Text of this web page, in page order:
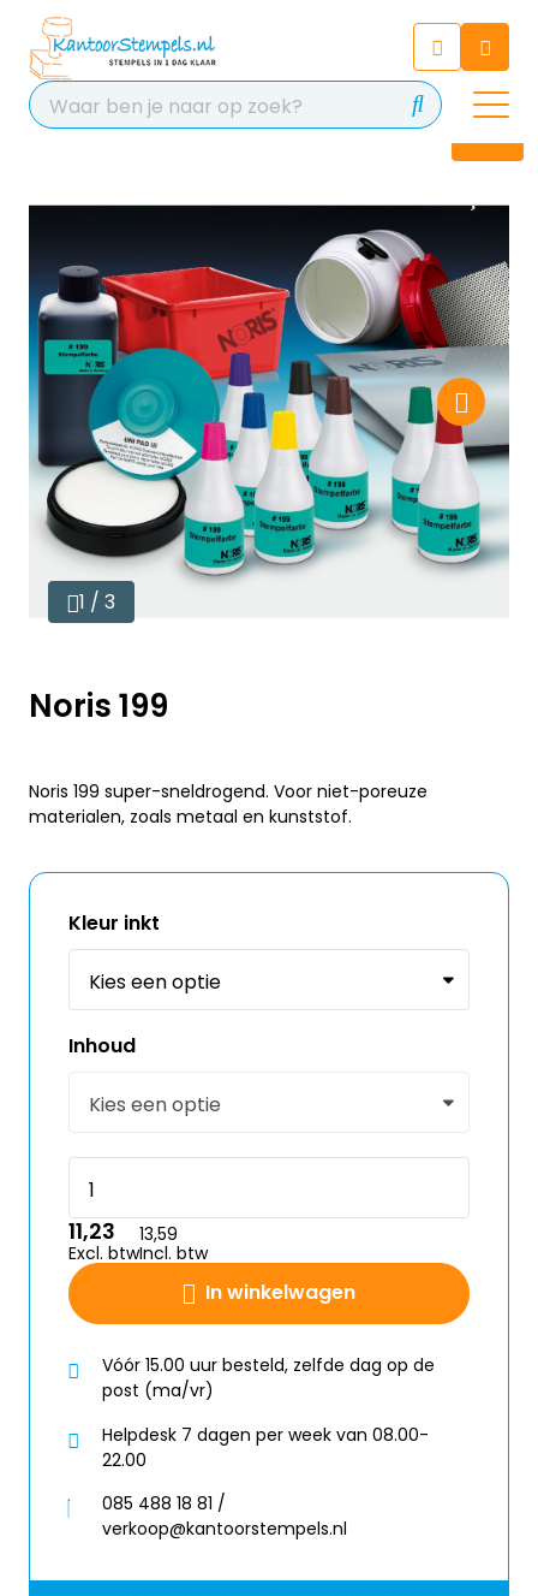
Chat 24/7 met onze chatbot
voor hulp
Contact
1 / 3
Noris 199
Noris 199 super-sneldrogend. Voor niet-poreuze
materialen, zoals metaal en kunststof.
Kleur inkt
Inhoud
In winkelwagen
11,23
Excl. btw
13,59
Incl. btw
Vóór 15.00 uur besteld, zelfde dag op de
post (ma/vr)
Helpdesk 7 dagen per week van 08.00-
22.00
085 488 18 81 /
verkoop@kantoorstempels.nl